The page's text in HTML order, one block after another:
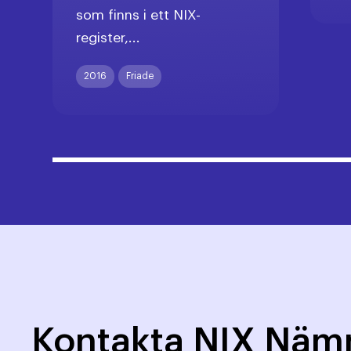
som finns i ett NIX-
register,...
2016 Friade
Kontakta NIX